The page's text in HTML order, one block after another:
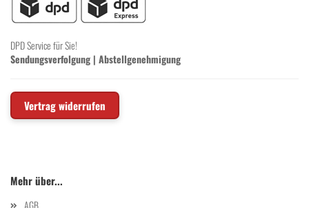
DPD Service für Sie!
Sendungsverfolgung | Abstellgenehmigung
Vertrag widerrufen
Mehr über...
AGB